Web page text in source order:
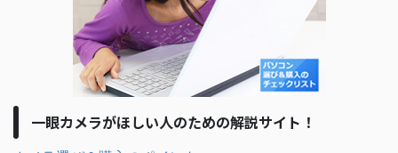
一眼カメラがほしい人のための解説サイト！